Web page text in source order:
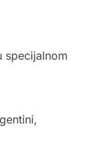
specijalnom